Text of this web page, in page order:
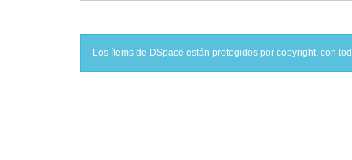
Los ítems de DSpace están protegidos por copyright, con